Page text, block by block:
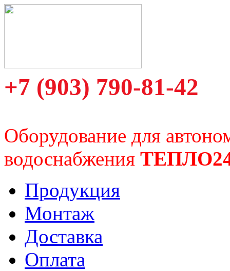
+7 (903) 790-81-42
Оборудование для
водоснабжения
Продукция
Монтаж
Доставка
Оплата